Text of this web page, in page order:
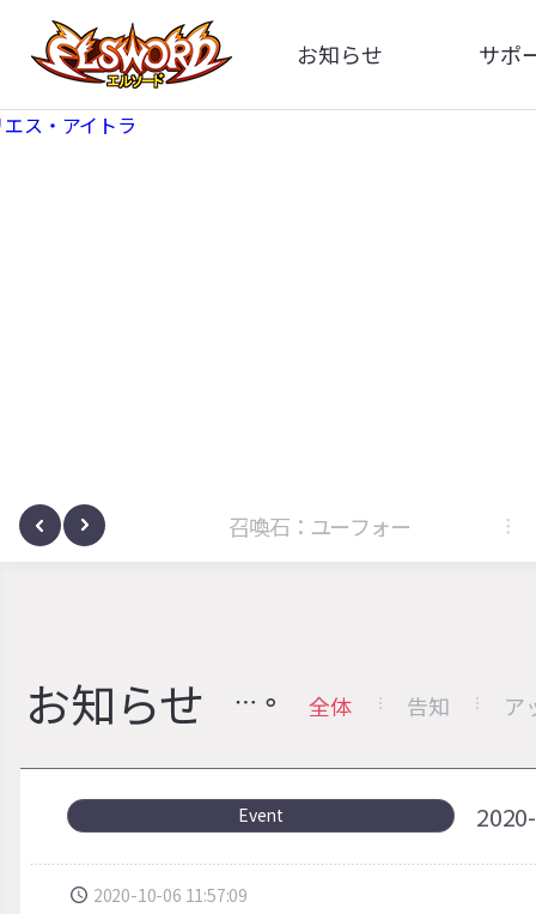
お知らせ
全体
サポ
サノヴァ 召喚石：ユーフォー
お知らせ 全体 告知 ア
Event
2020-10-06 11:57:09